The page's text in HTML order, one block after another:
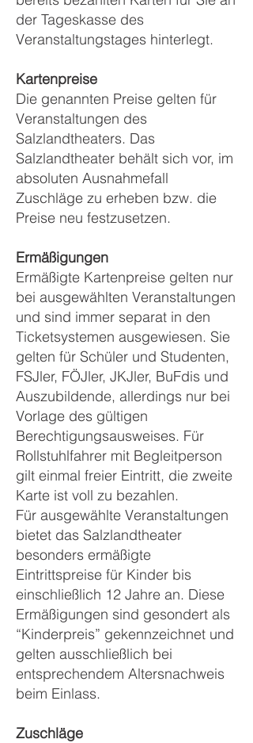
der Tageskasse des
Veranstaltungstages hinterlegt.
Kartenpreise
Die genannten Preise gelten für
Veranstaltungen des
Salzlandtheaters. Das
Salzlandtheater behält sich vor, im
absoluten Ausnahmefall
Zuschläge zu erheben bzw. die
Preise neu festzusetzen.
Ermäßigungen
Ermäßigte Kartenpreise gelten nur
bei ausgewählten Veranstaltungen
und sind immer separat in den
Ticketsystemen ausgewiesen. Sie
gelten für Schüler und Studenten,
FSJler, FÖJler, JKJler, BuFdis und
Auszubildende, allerdings nur bei
Vorlage des gültigen
Berechtigungsausweises. Für
Rollstuhlfahrer mit Begleitperson
gilt einmal freier Eintritt, die zweite
Karte ist voll zu bezahlen.
Für ausgewählte Veranstaltungen
bietet das Salzlandtheater
besonders ermäßigte
Eintrittspreise für Kinder bis
einschließlich 12 Jahre an. Diese
Ermäßigungen sind gesondert als
“Kinderpreis” gekennzeichnet und
gelten ausschließlich bei
entsprechendem Altersnachweis
beim Einlass.
Zuschläge